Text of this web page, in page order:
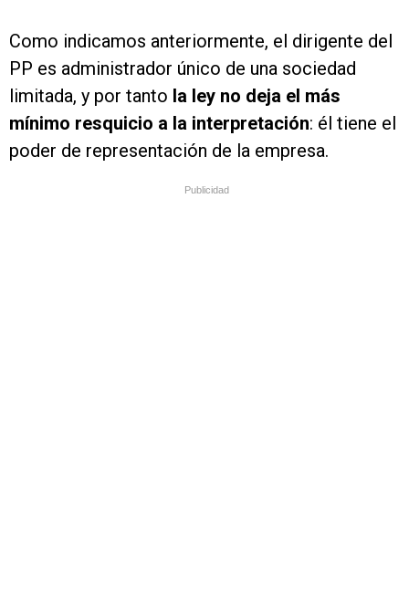
Como indicamos anteriormente, el dirigente del
PP es administrador único de una sociedad
limitada, y por tanto la ley no deja el más
mínimo resquicio a la interpretación: él tiene el
poder de representación de la empresa.
Publicidad